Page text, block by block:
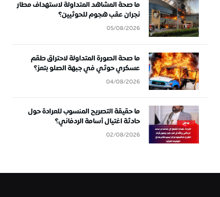
ما صحة المشاهد المتداولة لاستهداف مطار
نجران عقب هجوم للحوثيين؟
05/08/2026
ما صحة الصورة المتداولة لاحتراق طقم
عسكري حوثي في جبهة الصلو بتعز؟
04/08/2026
ما حقيقة التصريح المنسوب للعرادة حول
حادثة اغتيال أسامة الردفاني؟
02/08/2026